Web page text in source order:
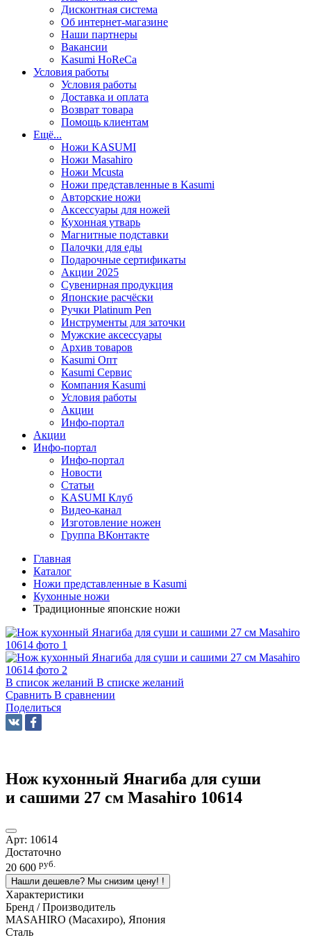
Дисконтная система
Об интернет-магазине
Наши партнеры
Вакансии
Kasumi HoReCa
Условия работы
Условия работы
Доставка и оплата
Возврат товара
Помощь клиентам
Ещё...
Ножи KASUMI
Ножи Masahiro
Ножи Mcusta
Ножи представленные в Kasumi
Авторские ножи
Аксессуары для ножей
Кухонная утварь
Магнитные подставки
Палочки для еды
Подарочные сертификаты
Акции 2025
Сувенирная продукция
Японские расчёски
Ручки Platinum Pen
Инструменты для заточки
Мужские аксессуары
Архив товаров
Kasumi Опт
Кasumi Сервис
Компания Kasumi
Условия работы
Акции
Инфо-портал
Акции
Инфо-портал
Инфо-портал
Новости
Статьи
KASUMI Клуб
Видео-канал
Изготовление ножен
Группа ВКонтакте
Главная
Каталог
Ножи представленные в Kasumi
Кухонные ножи
Традиционные японские ножи
В список желаний В списке желаний
Сравнить В сравнении
Поделиться
Нож кухонный Янагиба для суши
и сашими 27 см Masahiro 10614
Арт: 10614
Достаточно
20 600 руб.
Нашли дешевле? Мы снизим цену! !
Характеристики
Бренд / Производитель
MASAHIRO (Масахиро), Япония
Сталь